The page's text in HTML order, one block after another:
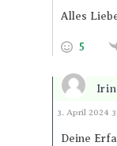
Alles
5
Antworten
3. April 2024
Deine